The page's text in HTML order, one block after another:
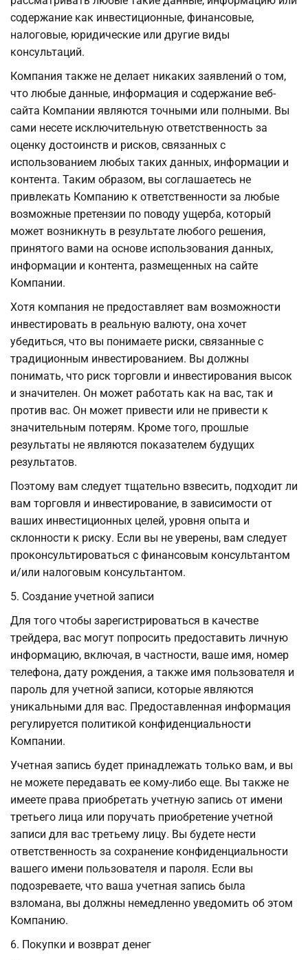
содержание как инвестиционные, финансовые,
налоговые, юридические или другие виды
консультаций.
Компания также не делает никаких заявлений о том,
что любые данные, информация и содержание веб-
сайта Компании являются точными или полными. Вы
сами несете исключительную ответственность за
оценку достоинств и рисков, связанных с
использованием любых таких данных, информации и
контента. Таким образом, вы соглашаетесь не
привлекать Компанию к ответственности за любые
возможные претензии по поводу ущерба, который
может возникнуть в результате любого решения,
принятого вами на основе использования данных,
информации и контента, размещенных на сайте
Компании.
Хотя компания не предоставляет вам возможности
инвестировать в реальную валюту, она хочет
убедиться, что вы понимаете риски, связанные с
традиционным инвестированием. Вы должны
понимать, что риск торговли и инвестирования высок
и значителен. Он может работать как на вас, так и
против вас. Он может привести или не привести к
значительным потерям. Кроме того, прошлые
результаты не являются показателем будущих
результатов.
Поэтому вам следует тщательно взвесить, подходит ли
вам торговля и инвестирование, в зависимости от
ваших инвестиционных целей, уровня опыта и
склонности к риску. Если вы не уверены, вам следует
проконсультироваться с финансовым консультантом
и/или налоговым консультантом.
5. Создание учетной записи
Для того чтобы зарегистрироваться в качестве
трейдера, вас могут попросить предоставить личную
информацию, включая, в частности, ваше имя, номер
телефона, дату рождения, а также имя пользователя и
пароль для учетной записи, которые являются
уникальными для вас. Предоставленная информация
регулируется политикой конфиденциальности
Компании.
Учетная запись будет принадлежать только вам, и вы
не можете передавать ее кому-либо еще. Вы также не
имеете права приобретать учетную запись от имени
третьего лица или поручать приобретение учетной
записи для вас третьему лицу. Вы будете нести
ответственность за сохранение конфиденциальности
вашего имени пользователя и пароля. Если вы
подозреваете, что ваша учетная запись была
взломана, вы должны немедленно уведомить об этом
Компанию.
6. Покупки и возврат денег